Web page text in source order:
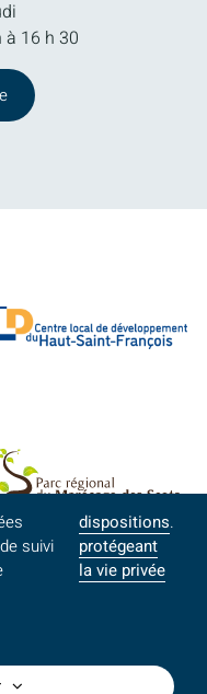
à 16 h 30
suivi
dispositions
protégeant
la vie privée
.